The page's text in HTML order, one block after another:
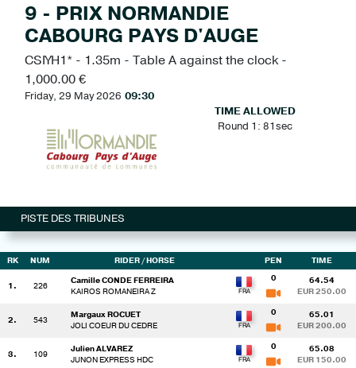
9 - PRIX NORMANDIE
CABOURG PAYS D'AUGE
CSIYH1* - 1.35m - Table A against the clock -
1,000.00 €
Friday, 29 May 2026 09:30
TIME ALLOWED
Round 1: 81sec
PISTE DES TRIBUNES
RK NUM RIDER/ HORSE PEN TIME
1. 226
Camille CONDE FERREIRA
KAIROS ROMANEIRA Z
0 64.54
EUR 250.00
2. 543
Margaux ROCUET
JOLI COEUR DU CEDRE
0 65.01
EUR 200.00
3. 109
Julien ALVAREZ
JUNON EXPRESS HDC
0 65.08
EUR 150.00